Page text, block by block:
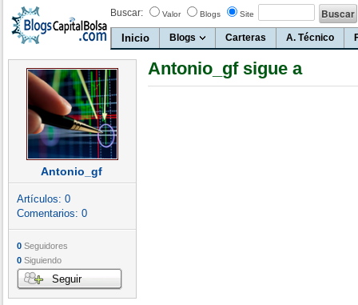
Buscar: Valor Blogs Site
Inicio Blogs Carteras A. Técnico
Antonio_gf
Artículos: 0
Comentarios: 0
0 Seguidores
0 Siguiendo
Seguir
Antonio_gf sigue a